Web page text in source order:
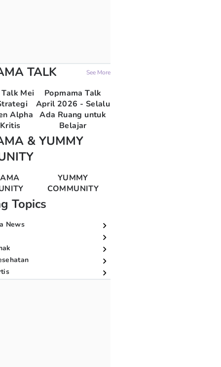
TALK See More
Mei
Alpha
Popmama Talk
April 2026 - Selalu
Ada Ruang untuk
Belajar
& YUMMY
YUMMY
COMMUNITY
Topics
News